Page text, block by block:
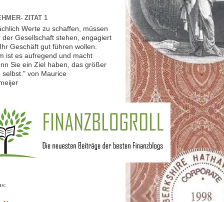
ZITAT 1
Werte zu schaffen, müssen
der Gesellschaft stehen, engagiert
Geschäft gut führen wollen.
ist es aufregend und macht
Sie ein Ziel haben, das größer
selbst." von Maurice